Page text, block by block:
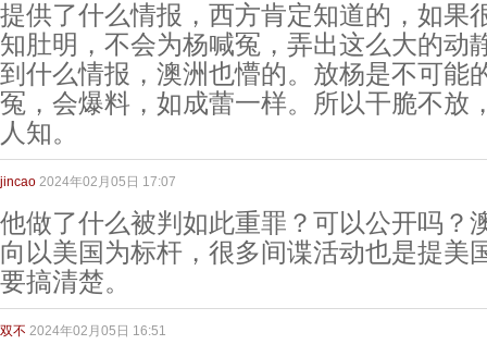
提供了什么情报，西方肯定知道的，如果
知肚明，不会为杨喊冤，弄出这么大的动
到什么情报，澳洲也懵的。放杨是不可能
冤，会爆料，如成蕾一样。所以干脆不放
人知。
jincao 2024年02月05日 17:07
他做了什么被判如此重罪？可以公开吗？
向以美国为标杆，很多间谍活动也是提美
要搞清楚。
双不 2024年02月05日 16:51